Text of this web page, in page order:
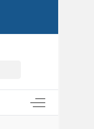
Off-Canvas